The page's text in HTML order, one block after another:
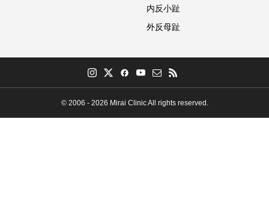
内反小趾
外反母趾
© 2006 - 2026 Mirai Clinic All rights reserved.